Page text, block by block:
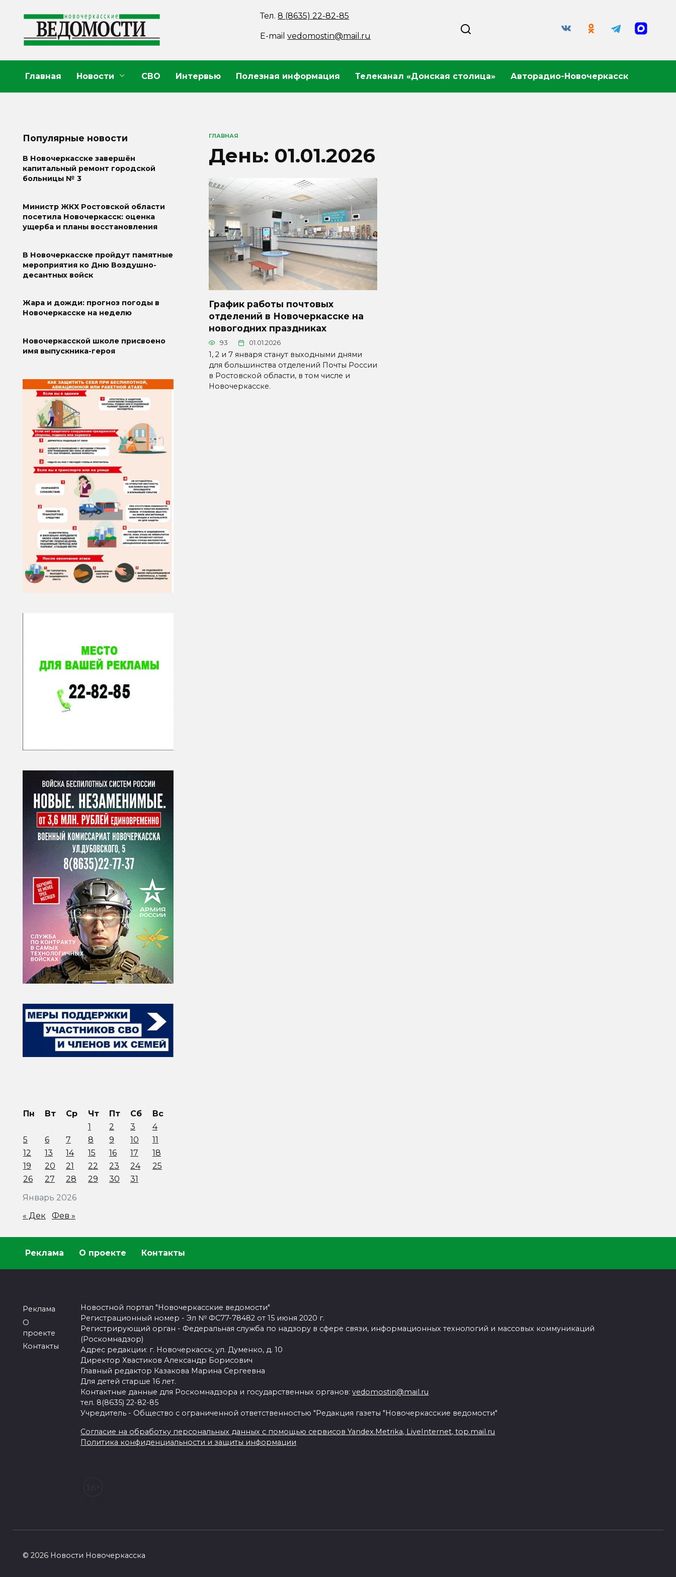
содержанию
Тел.8 (8635) 22-82-85
E-mailvedomostin@mail.ru
Главная Новости СВО Интервью Полезная информация Телеканал «Донская столица» Авторадио-Новочеркасск
ГЛАВНАЯ
День: 01.01.2026
График работы почтовых
отделений в Новочеркасске на
новогодних праздниках
93 01.01.2026
1, 2 и 7 января станут выходными днями
для большинства отделений Почты России
в Ростовской области, в том числе и
Новочеркасске.
Популярные новости
В Новочеркасске завершён
капитальный ремонт городской
больницы № 3
Министр ЖКХ Ростовской области
посетила Новочеркасск: оценка
ущерба и планы восстановления
В Новочеркасске пройдут памятные
мероприятия ко Дню Воздушно-
десантных войск
Жара и дожди: прогноз погоды в
Новочеркасске на неделю
Новочеркасской школе присвоено
имя выпускника-героя
Январь 2026
Пн Вт Ср Чт Пт Сб
Вс
1
2 3
4
5
6 7 8 9 10
11
12
13 14 15 16 17
18
19
20 21 22 23 24
25
26
27 28 29 30 31
« Дек Фев »
Реклама О проекте Контакты
Реклама
О
проекте
Контакты
Новостной портал "Новочеркасские ведомости"
Регистрационный номер - Эл № ФС77-78482 от 15 июня 2020 г.
Регистрирующий орган - Федеральная служба по надзору в сфере связи, информационных технологий и массовых коммуникаций
(Роскомнадзор)
Адрес редакции: г. Новочеркасск, ул. Думенко, д. 10
Директор Хвастиков Александр Борисович
Главный редактор Казакова Марина Сергеевна
Для детей старше 16 лет.
Контактные данные для Роскомнадзора и государственных органов:vedomostin@mail.ru
тел. 8(8635) 22-82-85
Учредитель - Общество с ограниченной ответственностью "Редакция газеты "Новочеркасские ведомости"
Согласие на обработку персональных данных с помощью сервисов Yandex.Metrika, LiveInternet, top.mail.ru
Политика конфиденциальности и защиты информации
© 2026 Новости Новочеркасска